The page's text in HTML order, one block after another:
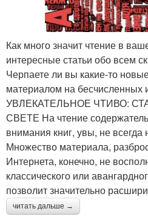
Как много значит чтение в
интересные статьи обо всем
Черпаете ли вы какие-то
материалом на бесчисленных
УВЛЕКАТЕЛЬНОЕ ЧТИВО:
СВЕТЕ На чтение
внимания книг, увы, не всегда
Множество материала,
Интернета, конечно, не
классического или
позволит значительно
читать дальше →